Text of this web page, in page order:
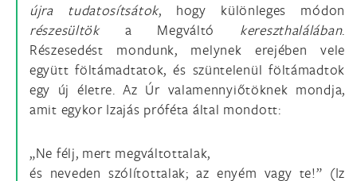
újra
tudatosítsátok, hogy különleges módon
részesültöka Megváltó kereszthalálában.
Részesedést mondunk, melynek erejében vele
együtt föltámadtatok, és szüntelenül föltámadtok
egy új életre. Az Úr valamennyiőtöknek mondja,
amit egykor Izajás próféta által mondott:
„Ne félj, mert megváltottalak,
és neveden szólítottalak; az enyém vagy te!” (Iz